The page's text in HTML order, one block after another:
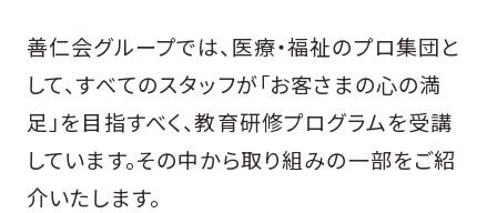
健康経営 への取り組み
スタッフインタビュー
善仁会グループでは、医療・福祉のプロ集団と
して、すべてのスタッフが「お客さまの心の満
足」を目指すべく、教育研修プログラムを受講
しています。その中から取り組みの一部をご紹
介いたします。